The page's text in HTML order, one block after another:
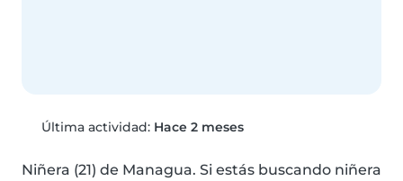
Última actividad: Hace 2 meses
Niñera (21) de Managua. Si estás buscando niñera